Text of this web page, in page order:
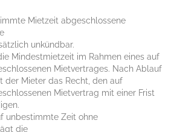
Mietzeit abgeschlossene
unkündbar.
Mindestmietzeit im Rahmen eines auf
Mietvertrages. Nach Ablauf
der Mieter das Recht, den auf
Mietvertrag mit einer Frist
unbestimmte Zeit ohne
die